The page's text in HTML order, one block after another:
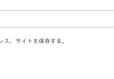
、サイトを保存する。